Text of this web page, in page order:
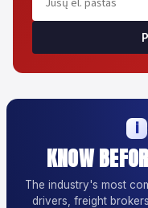
i
KNOW
The industry's most
drivers, freight